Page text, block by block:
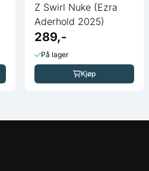
Z Swirl Nuke (Ezra
Aderhold 2025)
289,-
På lager
Kjøp